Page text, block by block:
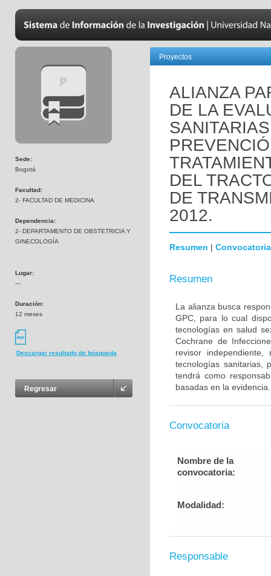
Sede:
Bogotá
Facultad:
2- FACULTAD DE MEDICINA
Dependencia:
2- DEPARTAMENTO DE OBSTETRICIA Y
GINECOLOGÍA
Lugar:
---
Duración:
12 meses
Descargar resultado de búsqueda
Regresar
Proyectos
ALIANZA
DE LA
DEL
DE
2012.
Resumen | Convocatoria
Resumen
La alianza busca
GPC, para lo cual
tecnologías en salud
Cochrane de
revisor
tecnologías sanitarias,
tendrá como
basadas en la evidencia.
Convocatoria
Nombre de la
convocatoria:
Modalidad:
Responsable